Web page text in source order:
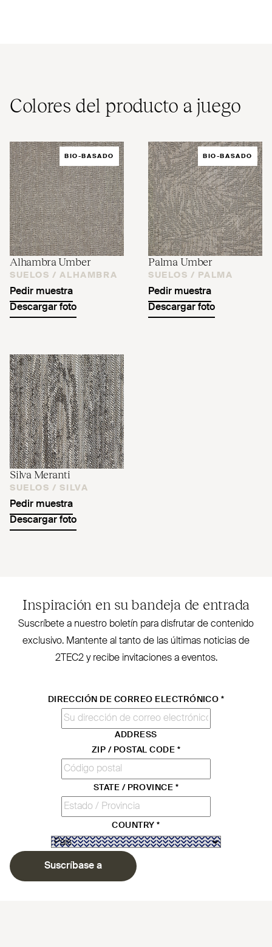
Colores del producto a juego
BIO-BASADO
Alhambra Umber
SUELOS / ALHAMBRA
Pedir muestra
Descargar foto
BIO-BASADO
Palma Umber
SUELOS / PALMA
Pedir muestra
Descargar foto
Silva Meranti
SUELOS / SILVA
Pedir muestra
Descargar foto
Inspiración en su bandeja de entrada
Sus­críbete a nuestro boletín para disfrutar de contenido
exclusivo. Mantente al tanto de las últimas noticias de
2TEC2y recibe invi­taciones a eventos.
DIRECCIÓN DE CORREO ELECTRÓNICO *
ADDRESS
ZIP / POSTAL CODE *
STATE / PROVINCE *
COUNTRY*
Suscríbase a